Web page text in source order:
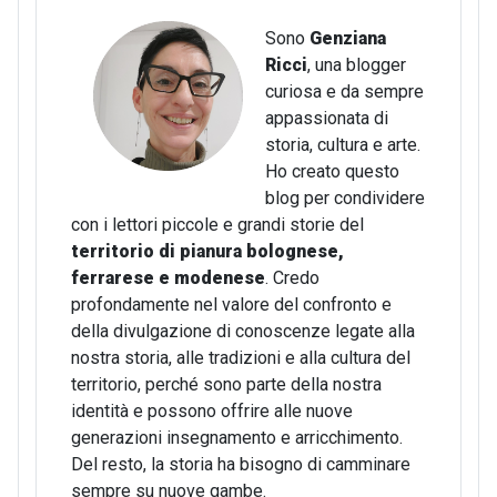
Sono Genziana
Ricci, una blogger
curiosa e da sempre
appassionata di
storia, cultura e arte.
Ho creato questo
blog per condividere
con i lettori piccole e grandi storie del
territorio di pianura bolognese,
ferrarese e modenese. Credo
profondamente nel valore del confronto e
della divulgazione di conoscenze legate alla
nostra storia, alle tradizioni e alla cultura del
territorio, perché sono parte della nostra
identità e possono offrire alle nuove
generazioni insegnamento e arricchimento.
Del resto, la storia ha bisogno di camminare
sempre su nuove gambe.